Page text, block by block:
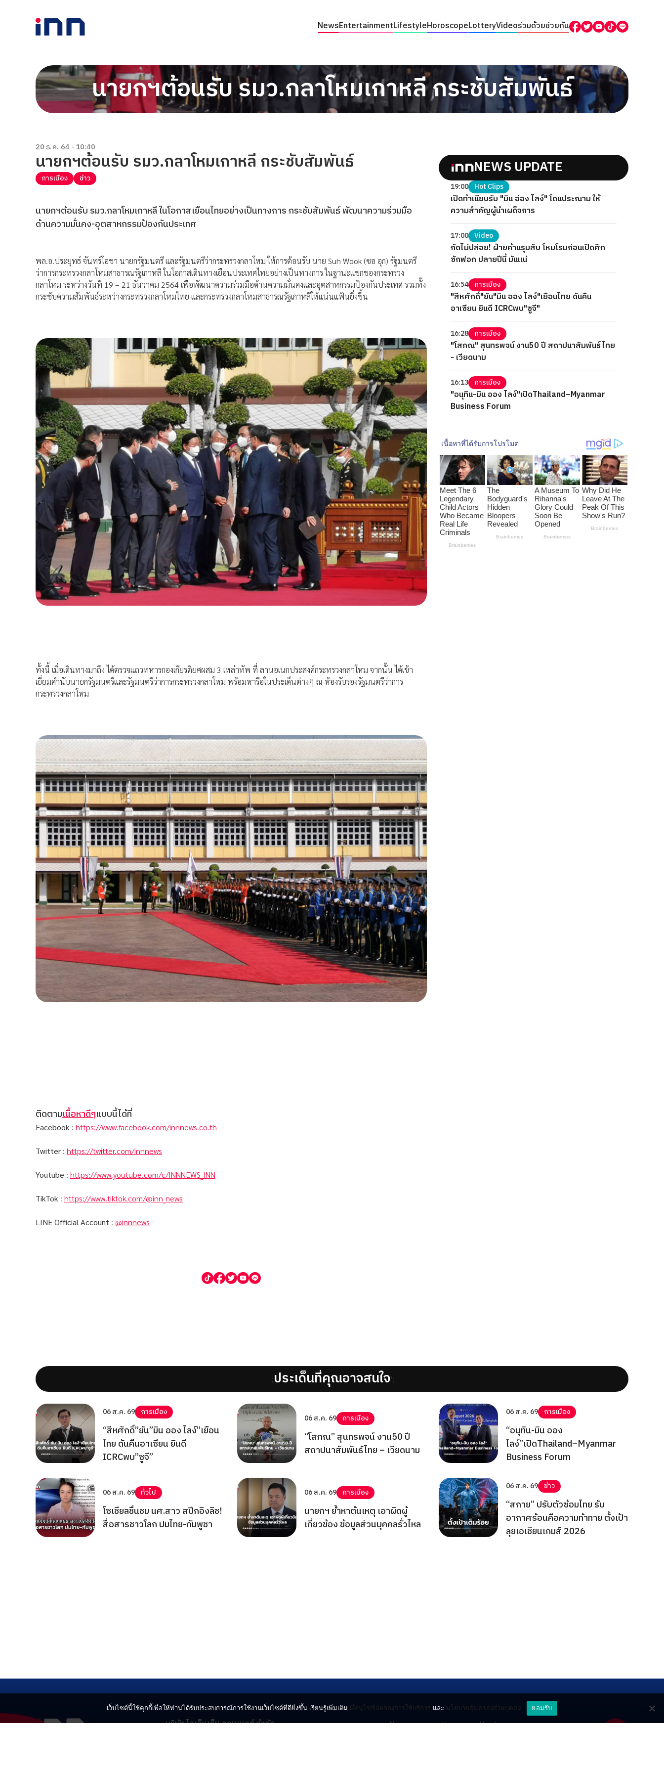
NewsEntertainmentLifestyleHoroscopeLotteryVideoร่วมด้วยช่วยกัน
นายกฯต้อนรับ รมว.กลาโหมเกาหลี กระชับสัมพันธ์
20 ธ.ค. 64 - 10:40
นายกฯต้อนรับ รมว.กลาโหมเกาหลี กระชับสัมพันธ์
การเมือง ข่าว
นายกฯต้อนรับ รมว.กลาโหมเกาหลี ในโอกาสเยือนไทยอย่างเป็นทางการ กระชับสัมพันธ์ พัฒนาความร่วมมือ
ด้านความมั่นคง-อุตสาหกรรมป้องกันประเทศ
พล.อ.ประยุทธ์ จันทร์โอชา นายกรัฐมนตรี และรัฐมนตรีว่ากระทรวงกลาโหม ให้การต้อนรับ นาย Suh Wook (ซอ อุก) รัฐมนตรี
ว่าการกระทรวงกลาโหมสาธารณรัฐเกาหลี ในโอกาสเดินทางเยือนประเทศไทยอย่างเป็นทางการ ในฐานะแขกของกระทรวง
กลาโหม ระหว่างวันที่ 19 – 21 ธันวาคม 2564 เพื่อพัฒนาความร่วมมือด้านความมั่นคงและอุตสาหกรรมป้องกันประเทศ รวมทั้ง
กระชับความสัมพันธ์ระหว่างกระทรวงกลาโหมไทย และกระทรวงกลาโหมสาธารณรัฐเกาหลีให้แน่นแฟ้นยิ่งขึ้น
ทั้งนี้ เมื่อเดินทางมาถึง ได้ตรวจแถวทหารกองเกียรติยศผสม 3 เหล่าทัพ ที่ ลานอเนกประสงค์กระทรวงกลาโหม จากนั้น ได้เข้า
เยี่ยมคำนับนายกรัฐมนตรีและรัฐมนตรีว่าการกระทรวงกลาโหม พร้อมหารือในประเด็นต่างๆ ณ ห้องรับรองรัฐมนตรีว่าการ
กระทรวงกลาโหม
ติดตามเนื้อหาดีๆแบบนี้ได้ที่
Facebook : https://www.facebook.com/innnews.co.th
Twitter : https://twitter.com/innnews
Youtube : https://www.youtube.com/c/INNNEWS_INN
TikTok : https://www.tiktok.com/@inn_news
LINE Official Account : @innnews
NEWS UPDATE
19:00 Hot Clips
เปิดทำเนียบรับ "มิน อ่อง ไลง์" โดนประณาม ให้
ความสำคัญผู้นำเผด็จการ
17:00 Video
กัดไม่ปล่อย! ฝ่ายค้านรุมสับ โหมโรมก่อนเปิดศึก
ซักฟอก ปลายปีนี้ มันแน่
16:54 การเมือง
"สีหศักดิ์"ยัน"มิน ออง ไลง์"เยือนไทย ดันคืน
อาเซียน ยินดี ICRCพบ"ซูจี"
16:28 การเมือง
"โสภณ" สุนทรพจน์ งาน50 ปี สถาปนาสัมพันธ์ไทย
- เวียดนาม
16:13 การเมือง
"อนุทิน-มิน ออง ไลง์"เปิดThailand–Myanmar
Business Forum
';ประเด็นที่คุณอาจสนใจ';
06 ส.ค. 69 การเมือง
“สีหศักดิ์”ยัน”มิน ออง ไลง์”เยือน
ไทย ดันคืนอาเซียน ยินดี
ICRCพบ”ซูจี”
06 ส.ค. 69 การเมือง
“โสภณ” สุนทรพจน์ งาน50 ปี
สถาปนาสัมพันธ์ไทย – เวียดนาม
06 ส.ค. 69 การเมือง
“อนุทิน-มิน ออง
ไลง์”เปิดThailand–Myanmar
Business Forum
06 ส.ค. 69 ทั่วไป
โซเชียลชื่นชม นศ.สาว สปีกอิงลิช!
สื่อสารชาวโลก ปมไทย-กัมพูชา
06 ส.ค. 69 การเมือง
นายกฯ ย้ำหาต้นเหตุ เอาผิดผู้
เกี่ยวข้อง ข้อมูลส่วนบุคคลรั่วไหล
06 ส.ค. 69 ข่าว
“สกาย” ปรับตัวซ้อมไทย รับ
อากาศร้อนคือความท้าทาย ตั้งเป้า
ลุยเอเชียนเกมส์ 2026
บริษัท ไอเอ็นเอ็น คอนเนกซ์ จำกัด
News
Lottery
About
เว็บไซต์นี้ใช้คุกกี้เพื่อให้ท่านได้รับประสบการณ์การใช้งานเว็บไซต์ที่ดียิ่งขึ้น เรียนรู้เพิ่มเติม เงื่อนไขข้อตกลงการใช้บริการ และ นโยบายคุ้มครองส่วนบุคคล ยอมรับ